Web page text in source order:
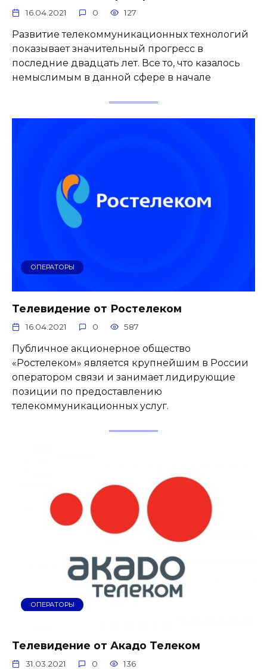
16.04.2021 0 127
Развитие телекоммуникационных технологий
показывает значительный прогресс в
последние двадцать лет. Все то, что казалось
немыслимым в данной сфере в начале
ОПЕРАТОРЫ
Телевидение от Ростелеком
16.04.2021 0 587
Публичное акционерное общество
«Ростелеком» является крупнейшим в России
оператором связи и занимает лидирующие
позиции по предоставлению
телекоммуникационных услуг.
ОПЕРАТОРЫ
Телевидение от Акадо Телеком
31.03.2021 0 136